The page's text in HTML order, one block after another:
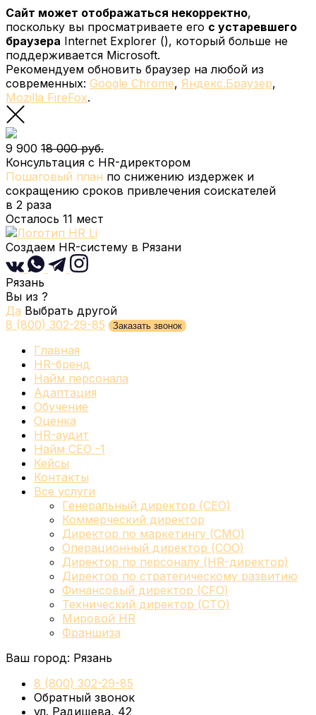
Сайт может отображаться некорректно,
поскольку вы просматриваете его с устаревшего
браузера Internet Explorer (), который больше не
поддерживается Microsoft.
Рекомендуем обновить браузер на любой из
современных: Google Chrome, Яндекс.Браузер,
Mozilla FireFox.
9 900 18 000 руб.
Консультация с HR-директором
Пошаговый план по снижению издержек и
сокращению сроков привлечения соискателей
в 2 раза
Осталось 11 мест
Создаем HR-систему в Рязани
Рязань
Вы из ?
Да Выбрать другой
8 (800) 302-29-85
Заказать звонок
Главная
HR-бренд
Найм персонала
Адаптация
Обучение
Оценка
HR-аудит
Найм СЕО -1
Кейсы
Контакты
Все услуги
Генеральный директор (CEO)
Коммерческий директор
Директор по маркетингу (CMO)
Операционный директор (COO)
Директор по персоналу (HR-директор)
Директор по стратегическому развитию
Финансовый директор (CFO)
Технический директор (CTO)
Мировой HR
Франшиза
Ваш город: Рязань
8 (800) 302-29-85
Обратный звонок
ул. Радищева, 42